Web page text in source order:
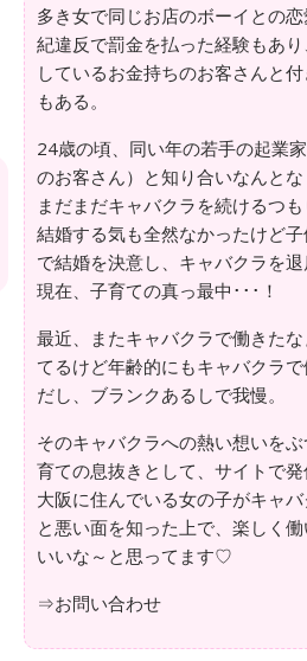
多き女で同じお店のボーイとの
紀違反で罰金を払った経験もあ
しているお金持ちのお客さんと
もある。
24歳の頃、同い年の若手の起業
のお客さん）と知り合いなんとな
まだまだキャバクラを続けるつも
結婚する気も全然なかったけど
で結婚を決意し、キャバクラを退
現在、子育ての真っ最中･･･！
最近、またキャバクラで働きた
てるけど年齢的にもキャバクラ
だし、ブランクあるしで我慢。
そのキャバクラへの熱い想いを
育ての息抜きとして、サイトで発
大阪に住んでいる女の子がキャ
と悪い面を知った上で、楽しく
いいな～と思ってます♡
⇒お問い合わせ